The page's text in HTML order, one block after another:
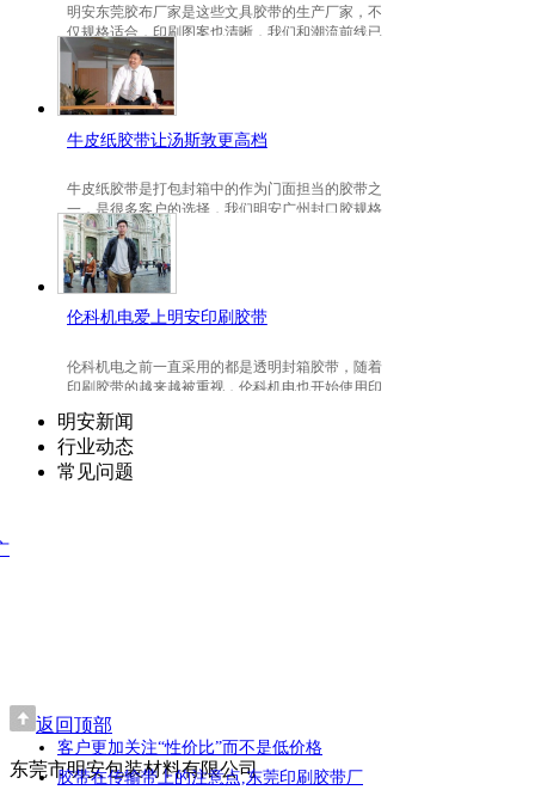
明安东莞胶布厂家是这些文具胶带的生产厂家，不
仅规格适合，印刷图案也清晰，我们和潮流前线已
有3年的稳定合作关系。
牛皮纸胶带让汤斯敦更高档
牛皮纸胶带是打包封箱中的作为门面担当的胶带之
一，是很多客户的选择，我们明安广州封口胶规格
包装的牛皮纸胶带就是汤斯敦的选择。
伦科机电爱上明安印刷胶带
伦科机电之前一直采用的都是透明封箱胶带，随着
印刷胶带的越来越被重视，伦科机电也开始使用印
明安新闻
行业动态
常见问题
客户更加关注“性价比”而不是低价格
胶带在传输带上的注意点,东莞印刷胶带厂
返回顶部
东莞市明安包装材料有限公司